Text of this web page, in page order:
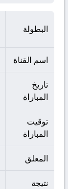
البطولة
اسم القناة
تاريخ
المباراة
توقيت
المباراة
المعلق
نتيجة